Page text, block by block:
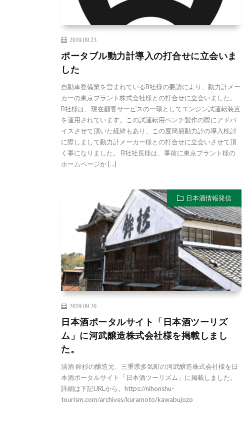
2019.09.23
ポータブル動力計導入の打合せに立会いま
した
自動車整備業を営まれているB社様の要請により、動力計メー
カーの東京プラント株式会社様との打合せに立会いました。
B社様は、現在顧客サービスの一環としてエンジン試運転装置
を運用されています。この試運転用ベンチ製作の際にアドバ
イスさせて頂いた経緯もあり、この度簡易動力計の導入検討
に際しまして動力計メーカー様との打合せに立会いさせて頂
く事になりました。 B社社長様は、事前に東京プラント様の
ホームページか […]
日本酒情報発信
2019.09.20
日本酒ポータルサイト「日本酒ツーリズ
ム」に河武醸造株式会社様を掲載しまし
た。
清酒 鉾杉の醸造元、三重県多気町の河武醸造株式会社様を日
本酒ポータルサイト「日本酒ツーリズム」に掲載しました。
詳細は下記URLから。https://nihonshu-
tourism.com/archives/kuramoto/kawabujozo